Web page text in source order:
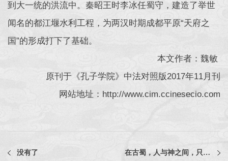
到大一统的洪流中。秦昭王时李冰任蜀守，建造了举世
闻名的都江堰水利工程，为两汉时期成都平原“天府之
国”的形成打下了基础。
本文作者：魏敏
原刊于《孔子学院》中法对照版2017年11月刊
网站地址：http://www.cim.ccinesecio.com
没有了 在古蜀，人与神之间，只差一条蛇